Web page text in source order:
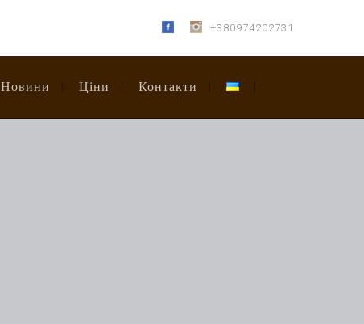
+380974202731
Новини Ціни Контакти